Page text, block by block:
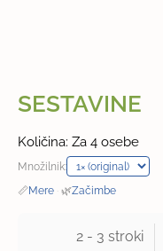
SESTAVINE
Količina: Za 4 osebe
Množilnik:
📏Mere · 🌿Začimbe
2 - 3 stroki